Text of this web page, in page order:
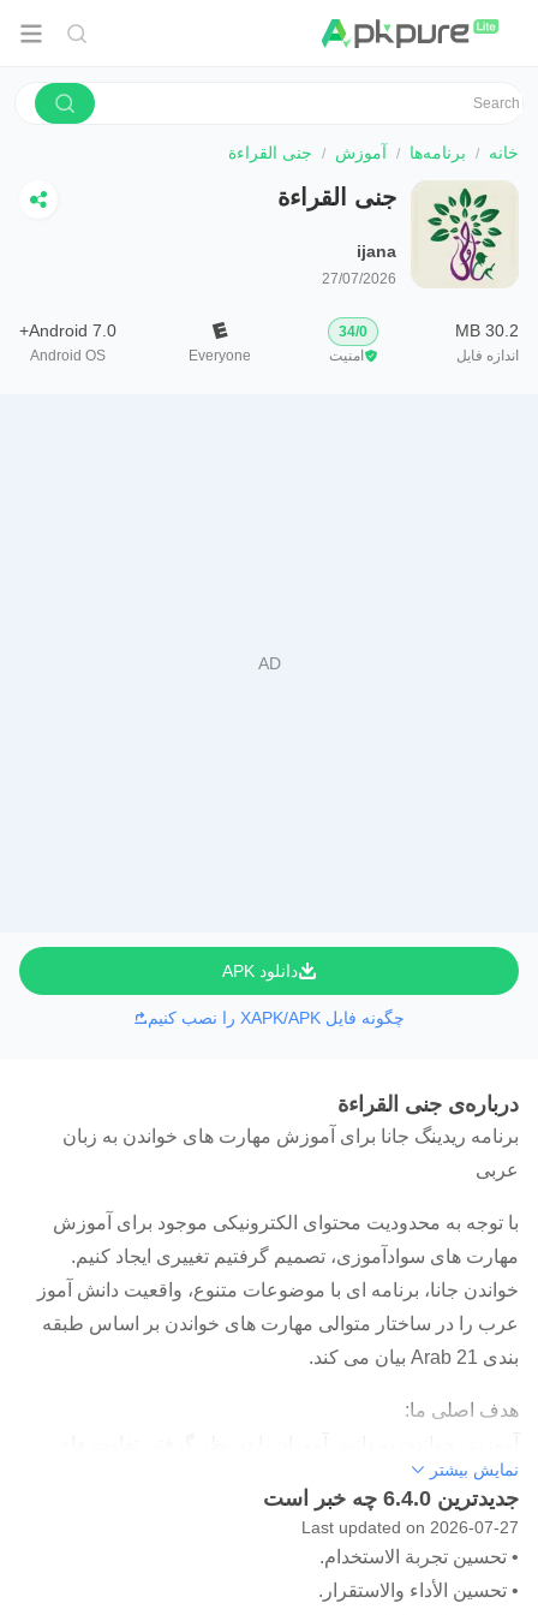
خانه برنامه‌ها آموزش جنى القراءة
جنى القراءة
ijana
27/07/2026
30.2 MB
اندازه فایل
0
/
34
امنیت
Everyone
Android 7.0+
Android OS
دانلود APK
چگونه فایل XAPK/APK را نصب کنیم
درباره‌ی جنى القراءة
برنامه ریدینگ جانا برای آموزش مهارت های خواندن به زبان
عربی
با توجه به محدودیت محتوای الکترونیکی موجود برای آموزش
مهارت های سوادآموزی، تصمیم گرفتیم تغییری ایجاد کنیم.
خواندن جانا، برنامه ای با موضوعات متنوع، واقعیت دانش آموز
عرب را در ساختار متوالی مهارت های خواندن بر اساس طبقه
بندی Arab 21 بیان می کند.
هدف اصلی ما:
فردی هر دانش آموز به شیوه ای لذت بخش که نیازهای روانی و
آموزشی دانش آموز را در نظر بگیرد.
چه چیزی به دانش آموزان شما پیشنهاد خواهیم کرد؟
نمایش بیشتر
جدیدترین 6.4.0 چه خبر است
Last updated on 2026-07-27
• تحسين تجربة الاستخدام.
• تحسين الأداء والاستقرار.